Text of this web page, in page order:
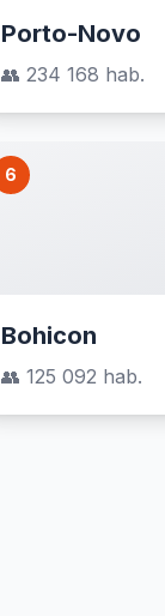
Porto-Novo
👥 234 168 hab.
6
Bohicon
👥 125 092 hab.